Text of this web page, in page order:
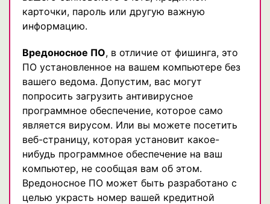
карточки, пароль или другую важную
информацию.
Вредоносное ПО, в отличие от фишинга, это
ПО установленное на вашем компьютере без
вашего ведома. Допустим, вас могут
попросить загрузить антивирусное
программное обеспечение, которое само
является вирусом. Или вы можете посетить
веб-страницу, которая установит какое-
нибудь программное обеспечение на ваш
компьютер, не сообщая вам об этом.
Вредоносное ПО может быть разработано с
целью украсть номер вашей кредитной